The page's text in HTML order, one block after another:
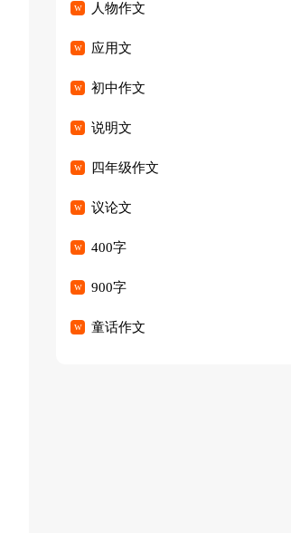
人物作文
应用文
初中作文
说明文
四年级作文
议论文
400字
900字
童话作文